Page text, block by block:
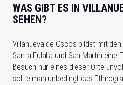
WAS GIBT ES IN
SEHEN?
Villanueva de Oscos bildet mit
Santa Eulalia und San Martín eine
Besuch nur eines dieser Orte
sollte man unbedingt das